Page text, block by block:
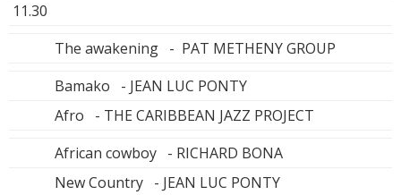
11.30
The awakening - PAT METHENY GROUP
Bamako - JEAN LUC PONTY
Afro - THE CARIBBEAN JAZZ PROJECT
African cowboy - RICHARD BONA
New Country - JEAN LUC PONTY